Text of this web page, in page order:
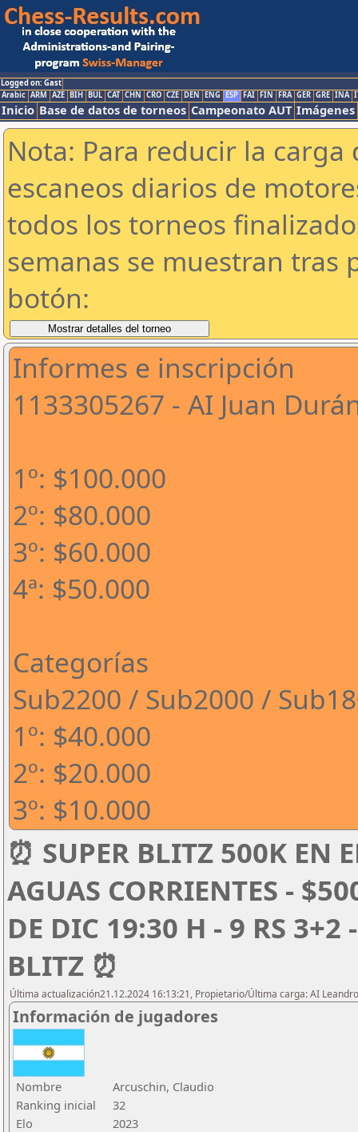
Logged on: Gast
Arabic ARM AZE BIH BUL CAT CHN CRO CZE DEN ENG ESP FAI FIN FRA GER GRE INA
Inicio Base de datos de torneos Campeonato AUT Imágenes
Nota: Para reducir la
escaneos diarios de
todos los torneos
semanas se muestran tras
botón:
Informes e inscripción
1133305267 - AI Juan
1º: $100.000
2º: $80.000
3º: $60.000
4ª: $50.000
Categorías
Sub2200 / Sub2000 /
1º: $40.000
2º: $20.000
3º: $10.000
⏰ SUPER BLITZ 500K EN
AGUAS CORRIENTES -
DE DIC 19:30 H - 9 RS
BLITZ ⏰
Última actualización21.12.2024 16:13:21, Propietario/Última carga: AI
Información de jugadores
Nombre
Arcuschin, Claudio
Ranking inicial
32
Elo
2023